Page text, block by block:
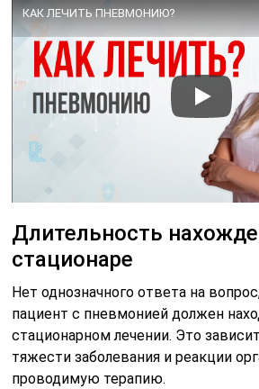
КАК ЛЕЧИТЬ ПНЕВМОНИЮ?
Длительность
стационаре
Нет однозначного ответа на
пациент с пневмонией должен
стационарном лечении. Это
тяжести заболевания и реакции
проводимую терапию.